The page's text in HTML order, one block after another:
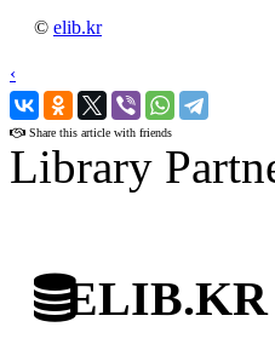
© elib.kr
‹
›
Share this article with friends
Library
ELIB.KR